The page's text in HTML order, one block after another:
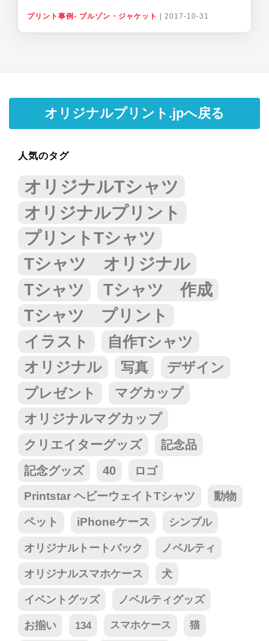
プリント事例- ブルゾン・ジャケット 2017-10-31
オリジナルプリント.jpへ戻る
人気のタグ
オリジナルTシャツ
オリジナルプリント
プリントTシャツ
Tシャツ オリジナル
Tシャツ
Tシャツ 作成
Tシャツ プリント
イラスト 自作Tシャツ
オリジナル 写真
デザイン
プレゼント
マグカップ
オリジナルマグカップ
クリエイターグッズ
記念品
記念グッズ
40 ロゴ
Printstar ヘビーウェイトTシャツ 動物
ペット iPhoneケース シンプル
オリジナルトートバック ノベルティ
オリジナルスマホケース 犬
イベントグッズ ノベルティグッズ
お揃い 134 スマホケース 猫